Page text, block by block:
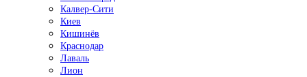
Калвер-Сити
Киев
Кишинёв
Краснодар
Лаваль
Лион